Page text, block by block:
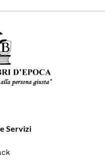
Servizi